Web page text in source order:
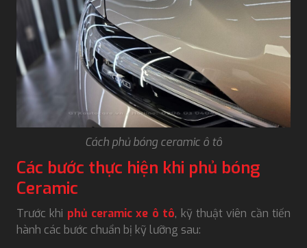
Cách phủ bóng ceramic ô tô
Các bước thực hiện khi phủ bóng
Ceramic
Trước khi phủ ceramic xe ô tô, kỹ thuật viên cần tiến
hành các bước chuẩn bị kỹ lưỡng sau: